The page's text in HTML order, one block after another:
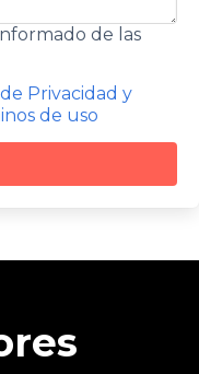
de las
Privacidad y
de uso